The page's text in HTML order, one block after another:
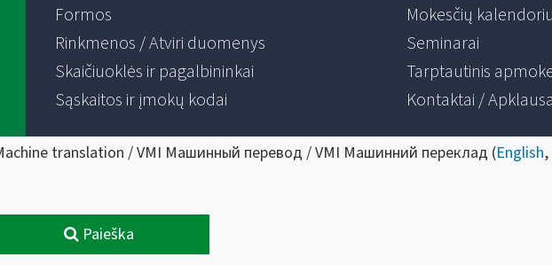
Formos
Rinkmenos / Atviri duomenys
Skaičiuoklės ir pagalbininkai
Sąskaitos ir įmokų kodai
Mokesčių
Seminarai
Tarptautinis
Kontaktai / Apklausa
translation / VMI Машинный перевод / VMI Машинний переклад (English,
Paieška